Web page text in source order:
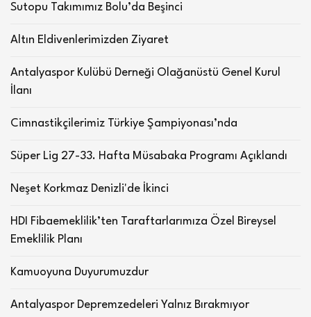
Sutopu Takımımız Bolu’da Beşinci
Altın Eldivenlerimizden Ziyaret
Antalyaspor Kulübü Derneği Olağanüstü Genel Kurul
İlanı
Cimnastikçilerimiz Türkiye Şampiyonası’nda
Süper Lig 27-33. Hafta Müsabaka Programı Açıklandı
Neşet Korkmaz Denizli'de İkinci
HDI Fibaemeklilik’ten Taraftarlarımıza Özel Bireysel
Emeklilik Planı
Kamuoyuna Duyurumuzdur
Antalyaspor Depremzedeleri Yalnız Bırakmıyor